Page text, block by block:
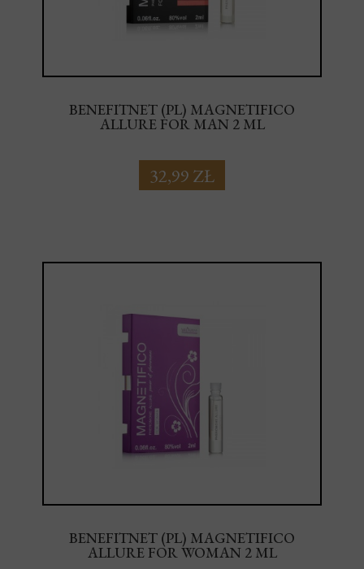
BENEFITNET (PL) MAGNETIFICO
ALLURE FOR MAN 2 ML
32,99 ZŁ
BENEFITNET (PL) MAGNETIFICO
ALLURE FOR WOMAN 2 ML